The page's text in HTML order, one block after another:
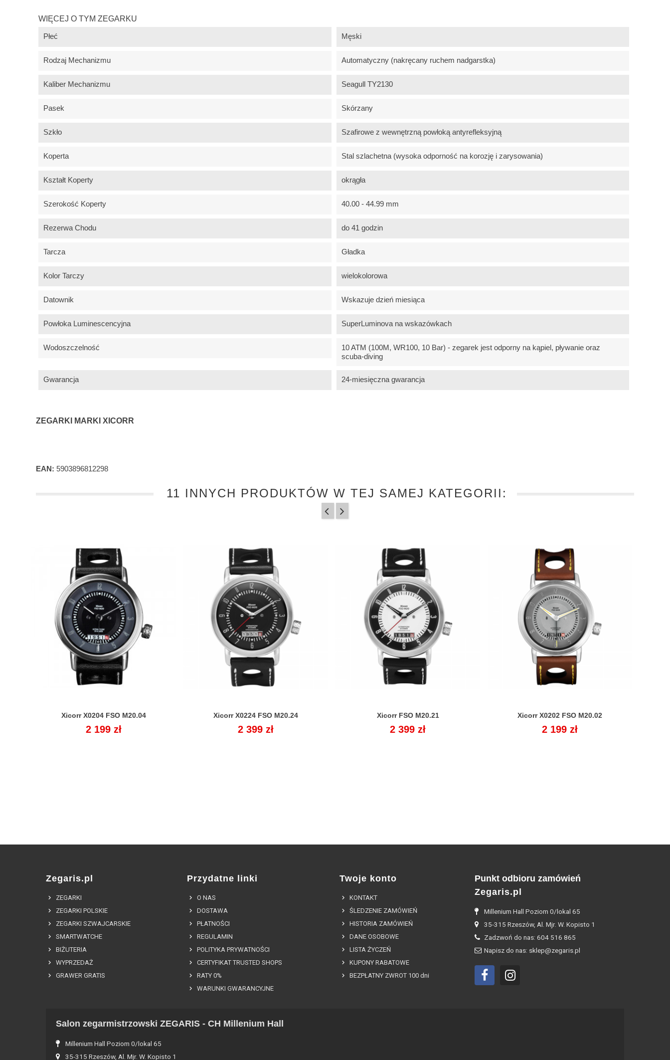
WIĘCEJ O TYM ZEGARKU
Płeć Męski
Rodzaj Mechanizmu Automatyczny (nakręcany ruchem nadgarstka)
Kaliber Mechanizmu Seagull TY2130
Pasek Skórzany
Szkło Szafirowe z wewnętrzną powłoką antyrefleksyjną
Koperta Stal szlachetna (wysoka odporność na korozję i zarysowania)
Kształt Koperty okrągła
Szerokość Koperty 40.00 - 44.99 mm
Rezerwa Chodu do 41 godzin
Tarcza Gładka
Kolor Tarczy wielokolorowa
Datownik Wskazuje dzień miesiąca
Powłoka Luminescencyjna SuperLuminova na wskazówkach
Wodoszczelność
10 ATM (100M, WR100, 10 Bar) - zegarek jest odporny na kąpiel, pływanie oraz
scuba-diving
Gwarancja 24-miesięczna gwarancja
ZEGARKI MARKI XICORR
EAN: 5903896812298
11 INNYCH PRODUKTÓW W TEJ SAMEJ KATEGORII:
Xicorr X0204 FSO M20.04
Cena
2 199 zł
 Xicorr X0224 FSO M20.24
Cena
2 399 zł
 Xicorr FSO M20.21
Cena
2 399 zł
 Xicorr X0202 FSO M20.02
Cena
2 199 zł

Zegaris.pl
ZEGARKI
ZEGARKI POLSKIE
ZEGARKI SZWAJCARSKIE
SMARTWATCHE
BIŻUTERIA
WYPRZEDAŻ
GRAWER GRATIS
Przydatne linki
O NAS
DOSTAWA
PŁATNOŚCI
REGULAMIN
POLITYKA PRYWATNOŚCI
CERTYFIKAT TRUSTED SHOPS
RATY 0%
WARUNKI GWARANCYJNE
Twoje konto
KONTAKT
ŚLEDZENIE ZAMÓWIEŃ
HISTORIA ZAMÓWIEŃ
DANE OSOBOWE
LISTA ŻYCZEŃ
KUPONY RABATOWE
BEZPŁATNY ZWROT 100 dni
Punkt odbioru zamówień
Zegaris.pl
Millenium Hall Poziom 0/lokal 65
35-315 Rzeszów, Al. Mjr. W. Kopisto 1
Zadzwoń do nas: 604 516 865
Napisz do nas: sklep@zegaris.pl
Salon zegarmistrzowski ZEGARIS - CH Millenium Hall
Millenium Hall Poziom 0/lokal 65
35-315 Rzeszów, Al. Mjr. W. Kopisto 1